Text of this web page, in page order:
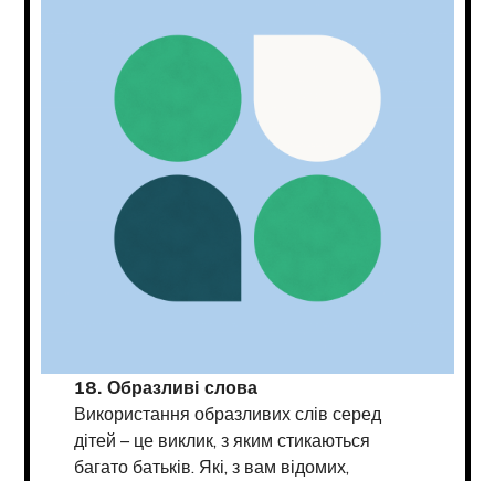
18. Образливі слова
Використання образливих слів серед
дітей – це виклик, з яким стикаються
багато батьків. Які, з вам відомих,